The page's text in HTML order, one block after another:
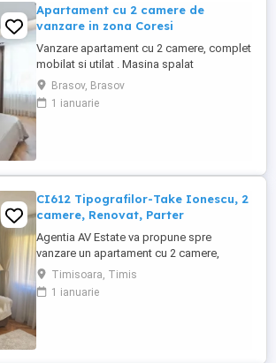
Apartament cu 2 camere de
vanzare in zona Coresi
Vanzare apartament cu 2 camere, complet
mobilat si utilat . Masina spalat
vase,aragaz, masina de spalat, frigider .
Apartamentul se afla in zona Coresi,
detine loc de parcare in fata blocului.
Brasov, Brasov
1 ianuarie
CI612 Tipografilor-Take Ionescu, 2
camere, Renovat, Parter
Agentia AV Estate va propune spre
vanzare un apartament cu 2 camere,
complet RENOVAT si UTILAT, cu
suprafata utila de 48 mp, situat la Parter
din 4, in zona Tipografilor,langa Take
Timisoara, Timis
1 ianuarie